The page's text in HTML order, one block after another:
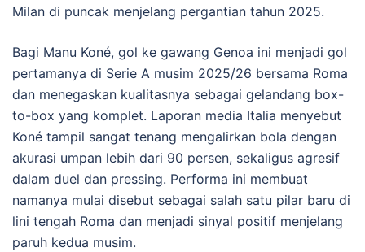
Milan di puncak menjelang pergantian tahun 2025.
Bagi Manu Koné, gol ke gawang Genoa ini menjadi gol
pertamanya di Serie A musim 2025/26 bersama Roma
dan menegaskan kualitasnya sebagai gelandang box-
to-box yang komplet. Laporan media Italia menyebut
Koné tampil sangat tenang mengalirkan bola dengan
akurasi umpan lebih dari 90 persen, sekaligus agresif
dalam duel dan pressing. Performa ini membuat
namanya mulai disebut sebagai salah satu pilar baru di
lini tengah Roma dan menjadi sinyal positif menjelang
paruh kedua musim.